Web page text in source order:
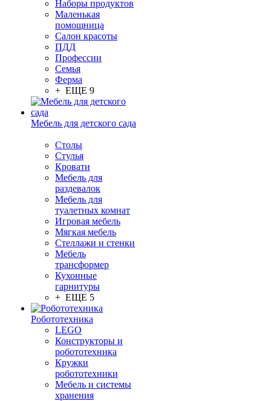
Наборы продуктов
Маленькая
помощница
Салон красоты
ПДД
Профессии
Семья
Ферма
+ ЕЩЕ 9
Мебель для детского сада
Столы
Cтулья
Кровати
Мебель для
раздевалок
Мебель для
туалетных комнат
Игровая мебель
Мягкая мебель
Стеллажи и стенки
Мебель
трансформер
Кухонные
гарнитуры
+ ЕЩЕ 5
Робототехника
LEGO
Конструкторы и
робототехника
Кружки
робототехники
Мебель и системы
хранения